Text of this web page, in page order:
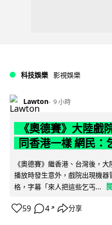
科技娛樂 影視娛樂
Lawton 9 小時
《奧德賽》大陸戲
同香港一樣 網民：
《奧德賽》繼香港、台灣後，
播放時發生意外，戲院出現機
格，字幕「來人把這些乞丐...
59 4 ↗ 分享